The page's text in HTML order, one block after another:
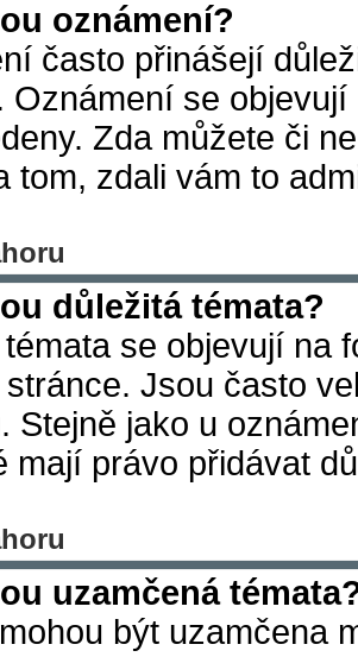
oznámení?
často přinášejí
Oznámení se
Zda můžete či
tom, zdali vám to
důležitá témata?
se objevují na
Jsou často
Stejně jako u
mají právo přidávat
uzamčená
být uzamčena